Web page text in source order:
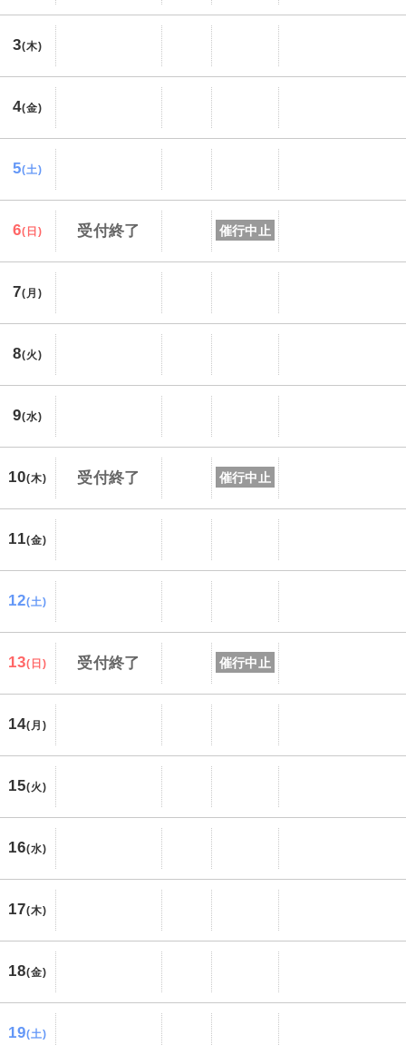
3(木)
4(金)
5(土)
6(日) 受付終了 催行中止
7(月)
8(火)
9(水)
10(木) 受付終了 催行中止
11(金)
12(土)
13(日) 受付終了 催行中止
14(月)
15(火)
16(水)
17(木)
18(金)
19(土)